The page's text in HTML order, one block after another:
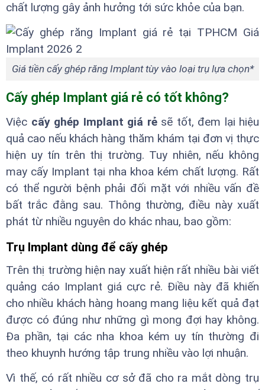
chất lượng gây ảnh hưởng tới sức khỏe của bạn.
Giá tiền cấy ghép răng Implant tùy vào loại trụ lựa chọn*
Cấy ghép Implant giá rẻ có tốt không?
Việc cấy ghép Implant giá rẻsẽ tốt, đem lại hiệu
quả cao nếu khách hàng thăm khám tại đơn vị thực
hiện uy tín trên thị trường. Tuy nhiên, nếu không
may cấy Implant tại nha khoa kém chất lượng. Rất
có thể người bệnh phải đối mặt với nhiều vấn đề
bất trắc đằng sau. Thông thường, điều này xuất
phát từ nhiều nguyên do khác nhau, bao gồm:
Trụ Implant dùng để cấy ghép
Trên thị trường hiện nay xuất hiện rất nhiều bài viết
quảng cáo Implant giá cực rẻ. Điều này đã khiến
cho nhiều khách hàng hoang mang liệu kết quả đạt
được có đúng như những gì mong đợi hay không.
Đa phần, tại các nha khoa kém uy tín thường đi
theo khuynh hướng tập trung nhiều vào lợi nhuận.
Vì thế, có rất nhiều cơ sở đã cho ra mắt dòng trụ